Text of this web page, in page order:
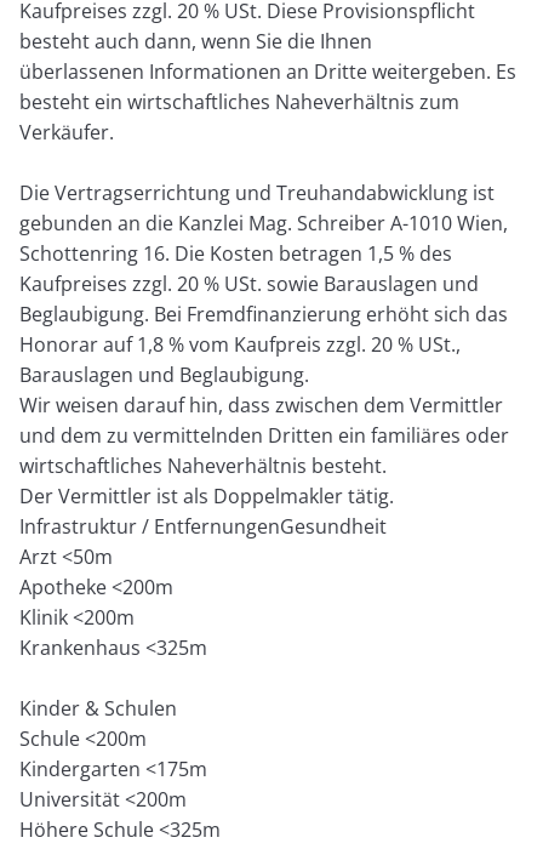
Kaufpreises zzgl. 20 % USt. Diese Provisionspflicht
besteht auch dann, wenn Sie die Ihnen
überlassenen Informationen an Dritte weitergeben. Es
besteht ein wirtschaftliches Naheverhältnis zum
Verkäufer.
Die Vertragserrichtung und Treuhandabwicklung ist
gebunden an die Kanzlei Mag. Schreiber A-1010 Wien,
Schottenring 16. Die Kosten betragen 1,5 % des
Kaufpreises zzgl. 20 % USt. sowie Barauslagen und
Beglaubigung. Bei Fremdfinanzierung erhöht sich das
Honorar auf 1,8 % vom Kaufpreis zzgl. 20 % USt.,
Barauslagen und Beglaubigung.
Wir weisen darauf hin, dass zwischen dem Vermittler
und dem zu vermittelnden Dritten ein familiäres oder
wirtschaftliches Naheverhältnis besteht.
Der Vermittler ist als Doppelmakler tätig.
Infrastruktur / EntfernungenGesundheit
Arzt <50m
Apotheke <200m
Klinik <200m
Krankenhaus <325m
Kinder & Schulen
Schule <200m
Kindergarten <175m
Universität <200m
Höhere Schule <325m